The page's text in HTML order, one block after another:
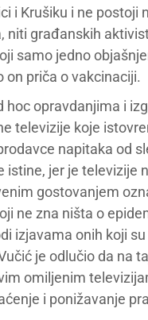
i Krušiku i ne postoji
niti građanskih
samo jedno
priča o vakcinaciji.
opravdanjima i
televizije koje
napitaka od
jer je televizije
gostovanjem
ne zna ništa o
izjavama onih koji
je odlučio da na
omiljenim
i ponižavanje